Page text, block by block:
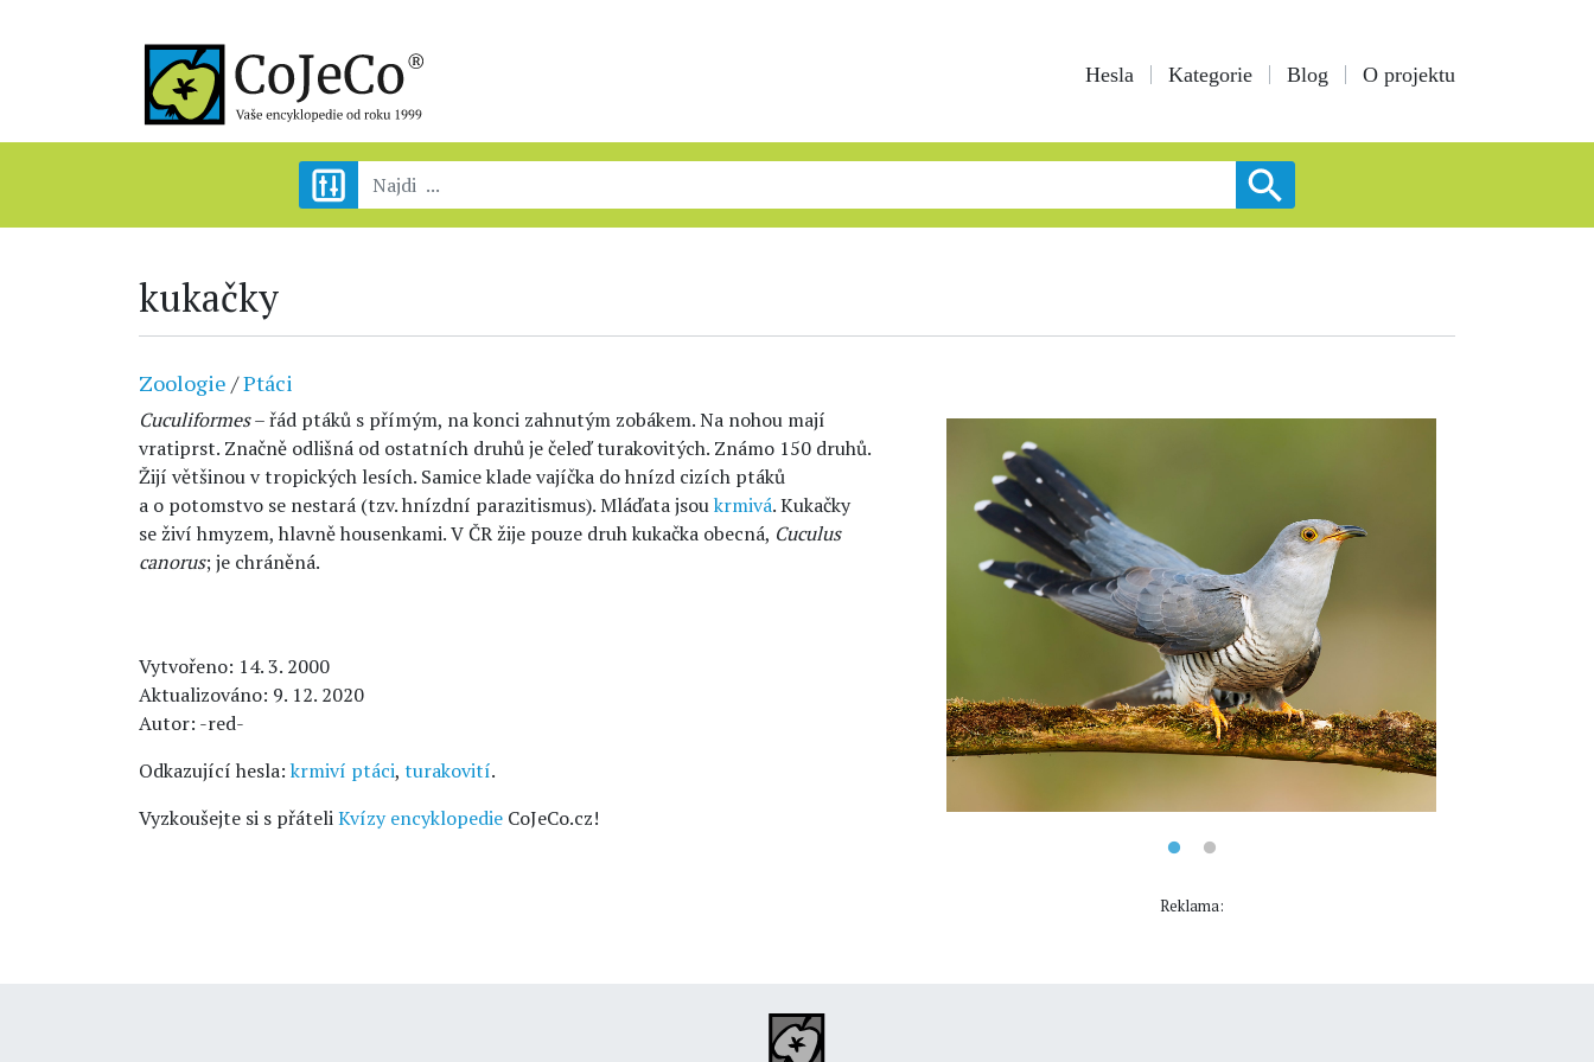
Hesla Kategorie Blog O projektu
kukačky
Zoologie /Ptáci
Cuculiformes– řád ptáků s přímým, na konci zahnutým zobákem. Na nohou mají
vratiprst. Značně odlišná od ostatních druhů je čeleď turakovitých. Známo 150 druhů.
Žijí většinou v tropických lesích. Samice klade vajíčka do hnízd cizích ptáků
a o potomstvo se nestará (tzv. hnízdní parazitismus). Mláďata jsoukrmivá. Kukačky
se živí hmyzem, hlavně housenkami. V ČR žije pouze druh kukačka obecná, Cuculus
canorus; je chráněná.
Vytvořeno: 14. 3. 2000
Aktualizováno: 9. 12. 2020
Autor: -red-
Odkazující hesla:krmiví ptáci, turakovití.
Vyzkoušejte si s přáteliKvízy encyklopedie CoJeCo.cz!
Reklama: